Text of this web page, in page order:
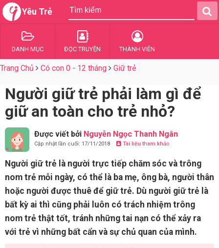
Yêu Trẻ
DANH MỤC ĐỌC TRUYỆN THÀNH VIÊN
Trang Chủ Có con 0 - 12 tháng Giữ trẻ
Người giữ trẻ phải làm gì để
giữ an toàn cho trẻ nhỏ?
Được viết bởi Nguyễn Ngọc Thanh Ngân
Cập nhật lần cuối: 17/11/2018 Tài liệu tham khảo
Người giữ trẻ là người trực tiếp chăm sóc và trông
nom trẻ mỗi ngày, có thể là ba mẹ, ông bà, người thân
hoặc người được thuê để giữ trẻ. Dù người giữ trẻ là
bất kỳ ai thì cũng phải luôn có trách nhiệm trông
nom trẻ thật tốt, tránh những tai nạn có thể xảy ra
với trẻ vì những bất cẩn và sự chủ quan của mình.